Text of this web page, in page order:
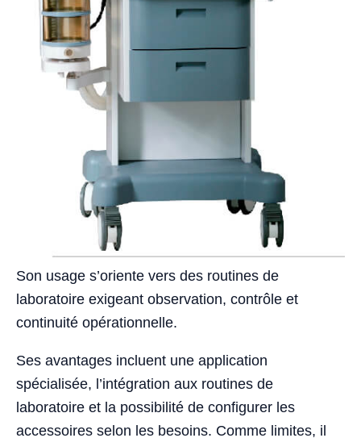
Son usage s’oriente vers des routines de
laboratoire exigeant observation, contrôle et
continuité opérationnelle.
Ses avantages incluent une application
spécialisée, l’intégration aux routines de
laboratoire et la possibilité de configurer les
accessoires selon les besoins. Comme limites, il